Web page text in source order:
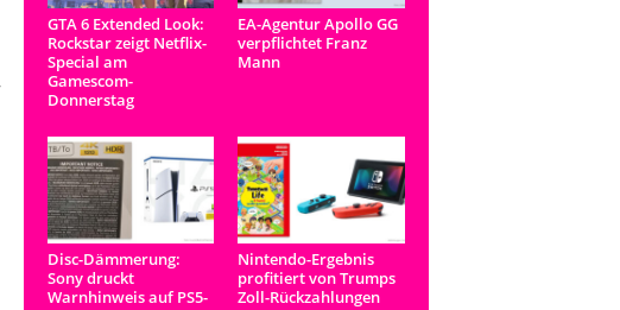
GTA 6 Extended Look:
Rockstar zeigt Netflix-
Special am
Gamescom-
Donnerstag
EA-Agentur Apollo GG
verpflichtet Franz
Mann
Disc-Dämmerung:
Sony druckt
Warnhinweis auf PS5-
Nintendo-Ergebnis
profitiert von Trumps
Zoll-Rückzahlungen